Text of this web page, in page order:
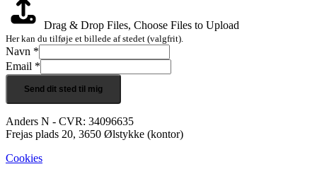
Drag & Drop Files, Choose Files to Upload
Her kan du tilføje et billede af stedet (valgfrit).
Navn *
Email *
Send dit sted til mig
Anders N - CVR: 34096635
Frejas plads 20, 3650 Ølstykke (kontor)
Cookies